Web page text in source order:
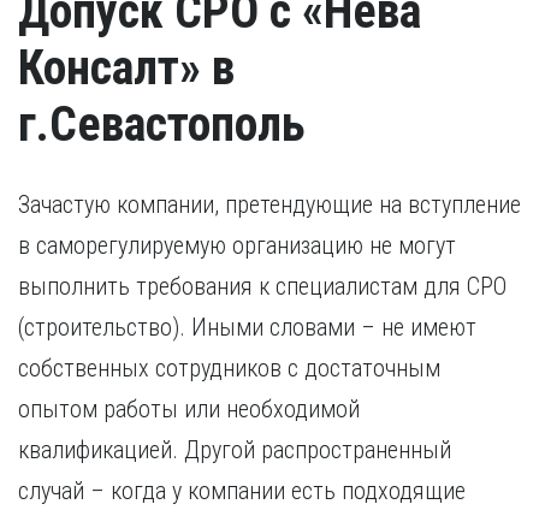
Допуск СРО с «Нева
Консалт» в
г.Севастополь
Зачастую компании, претендующие на вступление
в саморегулируемую организацию не могут
выполнить требования к специалистам для СРО
(строительство). Иными словами – не имеют
собственных сотрудников с достаточным
опытом работы или необходимой
квалификацией. Другой распространенный
случай – когда у компании есть подходящие